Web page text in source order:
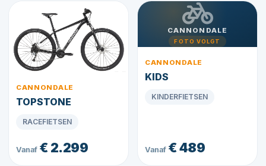
CANNONDALE
TOPSTONE
RACEFIETSEN
Vanaf€ 2.299
CANNONDALE
FOTO VOLGT
CANNONDALE
KIDS
KINDERFIETSEN
Vanaf€ 489